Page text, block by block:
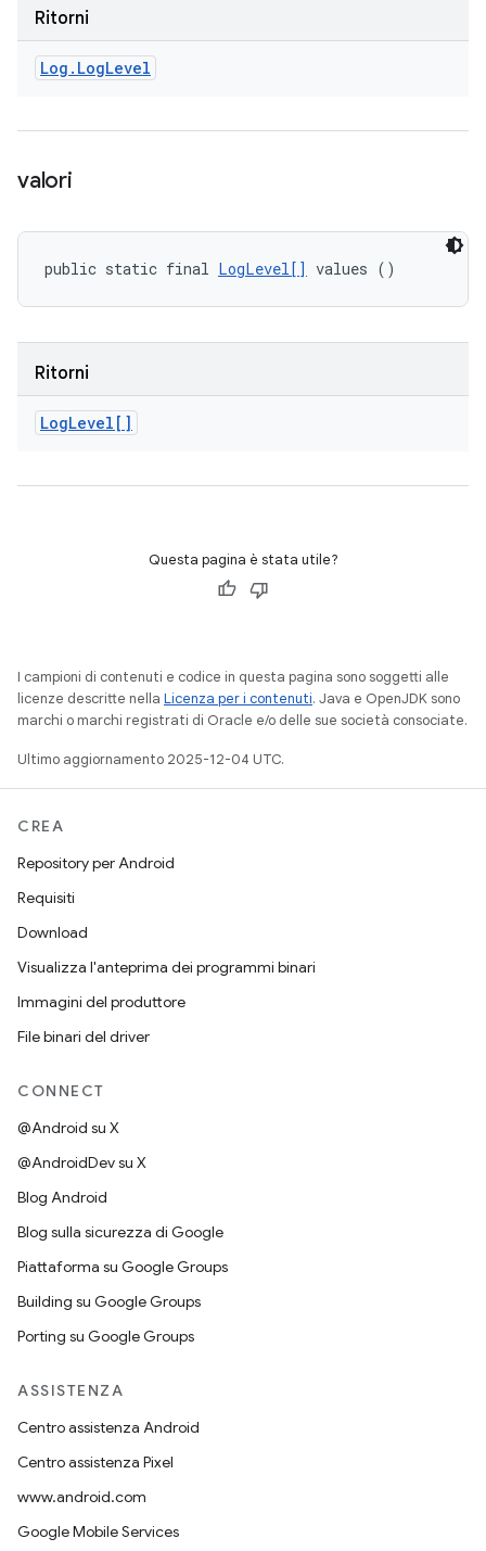
Ritorni
Log . LogLevel
valori
public static final LogLevel[] values ()
Ritorni
LogLevel[]
Questa pagina è stata utile?
I campioni di contenuti e codice in questa pagina sono soggetti alle
licenze descritte nella Licenza per i contenuti. Java e OpenJDK sono
marchi o marchi registrati di Oracle e/o delle sue società consociate.
Ultimo aggiornamento 2025-12-04 UTC.
CREA
Repository per Android
Requisiti
Download
Visualizza l'anteprima dei programmi binari
Immagini del produttore
File binari del driver
CONNECT
@Android su X
@AndroidDev su X
Blog Android
Blog sulla sicurezza di Google
Piattaforma su Google Groups
Building su Google Groups
Porting su Google Groups
ASSISTENZA
Centro assistenza Android
Centro assistenza Pixel
www.android.com
Google Mobile Services